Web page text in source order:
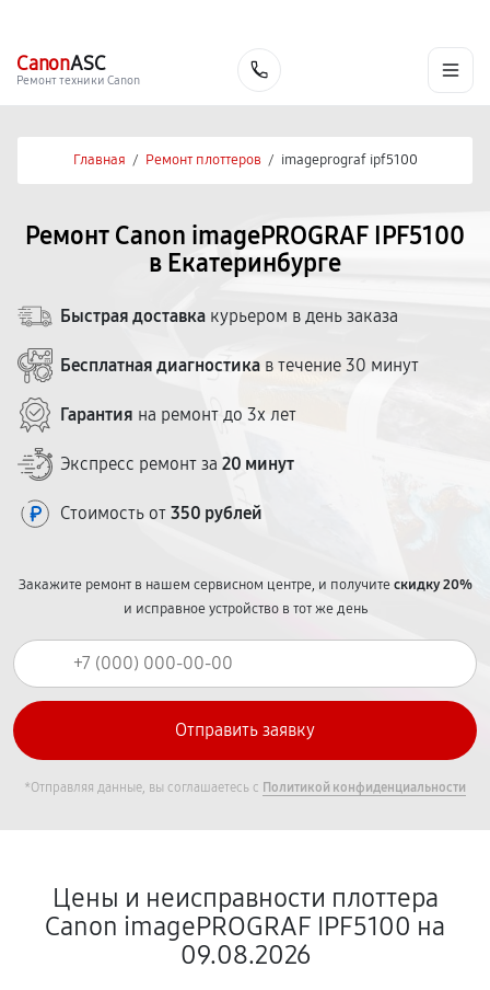
CanonASC
Ремонт техники Canon
Главная / Ремонт плоттеров / imageprograf ipf5100
Ремонт Canon imagePROGRAF IPF5100
в Екатеринбурге
Быстрая доставка курьером в день заказа
Бесплатная диагностика в течение 30 минут
Гарантия на ремонт до 3х лет
Экспресс ремонт за 20 минут
Стоимость от 350 рублей
Закажите ремонт в нашем сервисном центре, и получитескидку 20%
и исправное устройство в тот же день
*Отправляя данные, вы соглашаетесь с Политикой конфиденциальности
Цены и неисправности плоттера
Canon imagePROGRAF IPF5100 на
09.08.2026